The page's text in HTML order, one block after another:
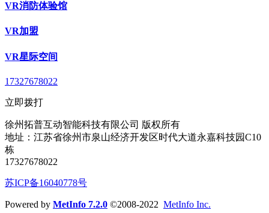
VR消防体验馆
VR加盟
VR星际空间
17327678022
立即拨打
徐州拓普互动智能科技有限公司 版权所有
地址：江苏省徐州市泉山经济开发区时代大道永嘉科技园C10
栋
17327678022
苏ICP备16040778号
Powered by MetInfo 7.2.0 ©2008-2022 MetInfo Inc.